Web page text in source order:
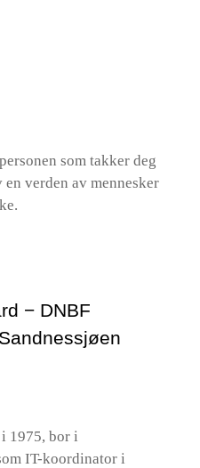
som takker deg
verden av mennesker
− DNBF
1975, bor i
IT-koordinator i